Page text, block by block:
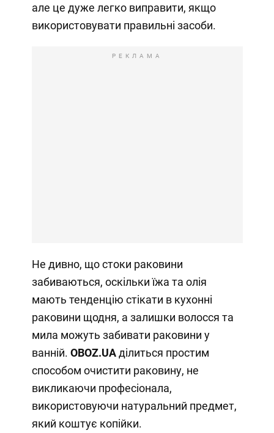
але це дуже легко виправити, якщо
використовувати правильні засоби.
РЕКЛАМА
Не дивно, що стоки раковини
забиваються, оскільки їжа та олія
мають тенденцію стікати в кухонні
раковини щодня, а залишки волосся та
мила можуть забивати раковини у
ванній. OBOZ.UAділиться простим
способом очистити раковину, не
викликаючи професіонала,
використовуючи натуральний предмет,
який коштує копійки.